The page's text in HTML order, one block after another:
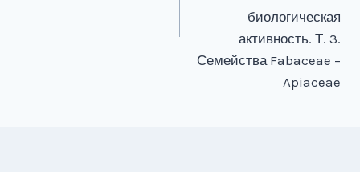
биологическая
активность. Т. 3.
Семейства Fabaceae –
Apiaceae